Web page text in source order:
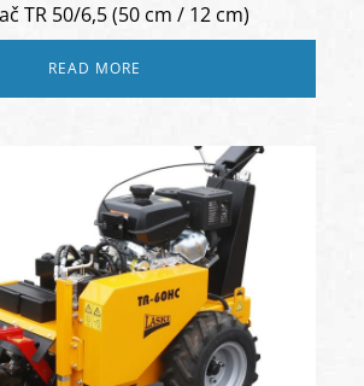
TR 50/6,5 (50 cm / 12 cm)
READ MORE